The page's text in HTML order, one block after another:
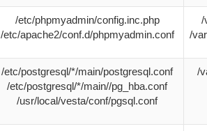
/etc/phpmyadmin/config.inc.php
/etc/apache2/conf.d/phpmyadmin.conf
/
/
/etc/postgresql/*/main/postgresql.conf
/etc/postgresql/*/main//pg_hba.conf
/usr/local/vesta/conf/pgsql.conf
/